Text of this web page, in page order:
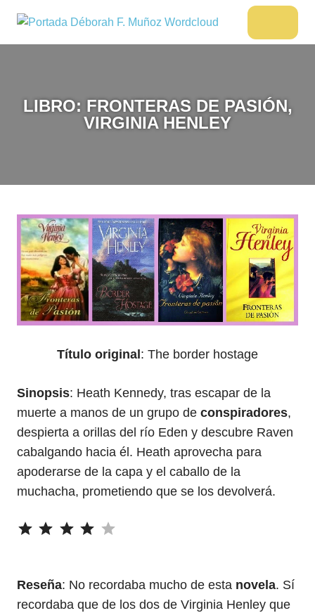
contenido
DÉBORAH
viajes
LIBRO: FRONTERAS DE PASIÓN,
VIRGINIA HENLEY
Título original: The border hostage
Sinopsis: Heath Kennedy, tras escapar de la
muerte a manos de un grupo de conspiradores,
despierta a orillas del río Eden y descubre Raven
cabalgando hacia él. Heath aprovecha para
apoderarse de la capa y el caballo de la
muchacha, prometiendo que se los devolverá.
⭐⭐⭐⭐
Reseña: No recordaba mucho de esta novela. Sí
recordaba que de los dos de Virginia Henley que